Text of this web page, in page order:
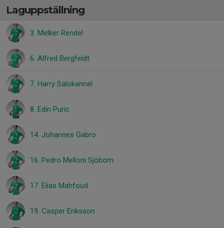
Laguppställning
3. Melker Rendel
6. Alfred Bergfeldt
7. Harry Salokannel
8. Edin Puric
14. Johannes Gabro
16. Pedro Melloni Sjöbom
17. Elias Mahfoud
19. Casper Eriksson